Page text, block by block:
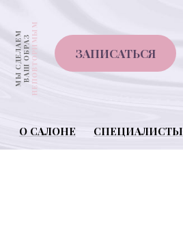
ЗАПИСАТЬСЯ
О САЛОНЕ СПЕЦИАЛИСТЫ